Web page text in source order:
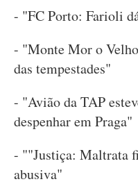
- "FC Porto: Farioli
- "Monte Mor o
das tempestades"
- "Avião da TAP
despenhar em Praga"
- ""Justiça: Maltrata
abusiva"